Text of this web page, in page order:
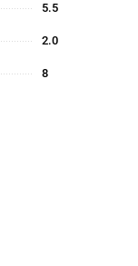
5.5
2.0
8